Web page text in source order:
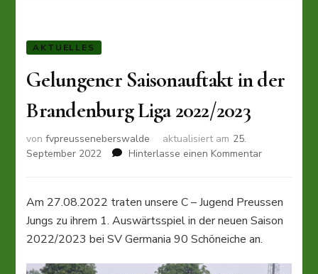
AKTUELLES
Gelungener Saisonauftakt in der
Brandenburg Liga 2022/2023
vonfvpreusseneberswalde aktualisiert am 25.
September 2022
Hinterlasse einen Kommentarzu
in
Liga
Am 27.08.2022 traten unsere C – Jugend Preussen
Jungs zu ihrem 1. Auswärtsspiel in der neuen Saison
2022/2023 bei SV Germania 90 Schöneiche an.